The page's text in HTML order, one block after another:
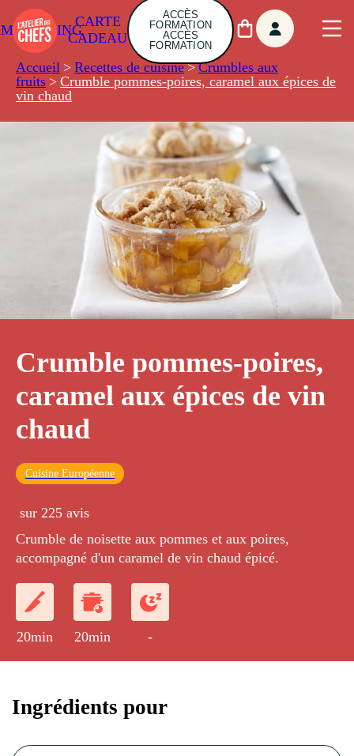
CARTE
CADEAU
ACCÈS
FORMATION
ACCÈS
FORMATION
Accueil > Recettes de cuisine > Crumbles aux
fruits > Crumble pommes-poires, caramel aux épices de
vin chaud
Crumble pommes-poires,
caramel aux épices de vin
chaud
Cuisine Européenne
sur 225 avis
Crumble de noisette aux pommes et aux poires,
accompagné d'un caramel de vin chaud épicé.
20min 20min -
Ingrédients pour